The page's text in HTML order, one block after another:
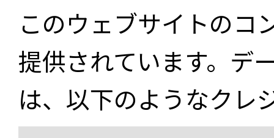
このウェブサイトのコ
提供されています。デ
は、以下のようなクレ